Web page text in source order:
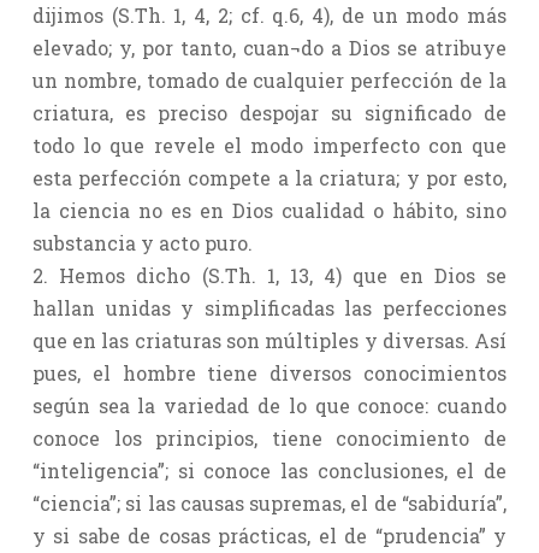
dijimos (S.Th. 1, 4, 2; cf. q.6, 4), de un modo más
elevado; y, por tanto, cuan¬do a Dios se atribuye
un nombre, tomado de cualquier perfección de la
criatura, es preciso despojar su significado de
todo lo que revele el modo imperfecto con que
esta perfección compete a la criatura; y por esto,
la ciencia no es en Dios cualidad o hábito, sino
substancia y acto puro.
2. Hemos dicho (S.Th. 1, 13, 4) que en Dios se
hallan unidas y simplificadas las perfecciones
que en las criaturas son múltiples y diversas. Así
pues, el hombre tiene diversos conocimientos
según sea la variedad de lo que conoce: cuando
conoce los principios, tiene conocimiento de
“inteligencia”; si conoce las conclusiones, el de
“ciencia”; si las causas supremas, el de “sabiduría”,
y si sabe de cosas prácticas, el de “prudencia” y